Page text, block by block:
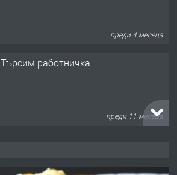
преди 4 месеца
Търсим работничка
преди 11 месеца